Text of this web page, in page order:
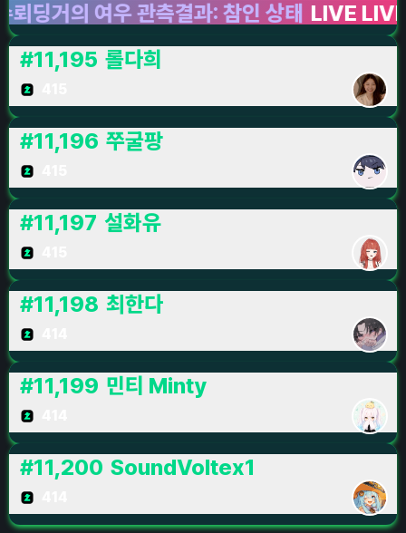
여우 관측결과: 참인 상태 LIVE LIVE LIVE
#11,195 롤다희
#11,196 쭈굴팡
#11,197 설화유
#11,198 최한다
#11,199 민티 Minty
#11,200 SoundVoltex1